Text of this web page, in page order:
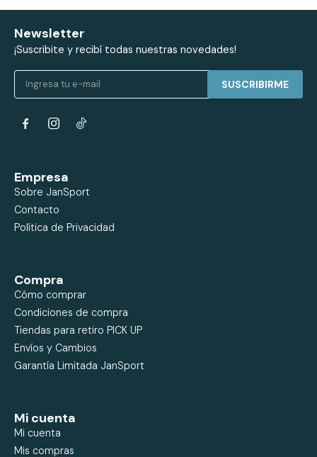
Newsletter
¡Suscribite y recibí todas nuestras novedades!
SUSCRIBIRME
 
Empresa
Sobre JanSport
Contacto
Política de Privacidad
Compra
Cómo comprar
Condiciones de compra
Tiendas para retiro PICK UP
Envíos y Cambios
Garantía Limitada JanSport
Mi cuenta
Mi cuenta
Mis compras